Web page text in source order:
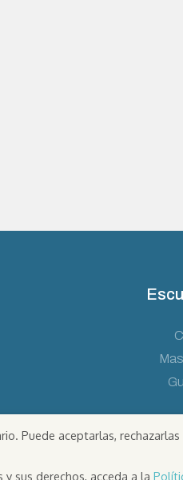
Puede aceptarlas,
sus derechos, acceda a la